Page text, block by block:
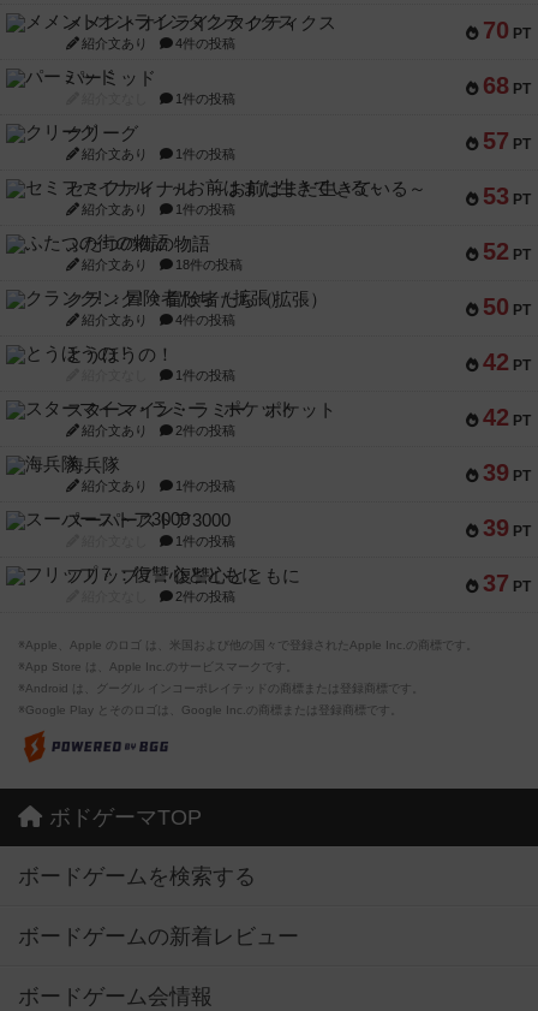
70 PT
メメントオンラインタクティクス
紹介文あり 4件の投稿
68 PT
パーミッド
1件の投稿
57 PT
クリーグ
紹介文あり 1件の投稿
53 PT
セミファイナル ～お前はまだ生きている～
紹介文あり 1件の投稿
52 PT
ふたつの街の物語
紹介文あり 18件の投稿
50 PT
クランク! ：冒険者たち（拡張）
紹介文あり 4件の投稿
42 PT
とうほうの！
1件の投稿
42 PT
スターマイン・ラミー ポケット
紹介文あり 2件の投稿
39 PT
海兵隊
紹介文あり 1件の投稿
39 PT
スーパーストア3000
1件の投稿
37 PT
フリップ７：復讐心とともに
2件の投稿
※Apple、Apple のロゴ は、米国および他の国々で登録されたApple Inc.の商標です。
※App Store は、Apple Inc.のサービスマークです。
※Android は、グーグル インコーポレイテッドの商標または登録商標です。
※Google Play とそのロゴは、Google Inc.の商標または登録商標です。
ボドゲーマTOP
ボードゲームを検索する
ボードゲームの新着レビュー
ボードゲーム会情報